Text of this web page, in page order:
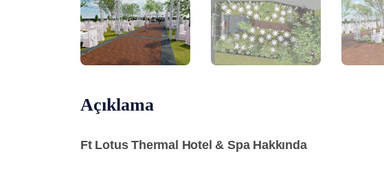
Açıklama
Ft Lotus Thermal Hotel & Spa Hakkında